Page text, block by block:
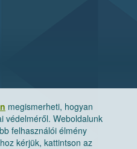
megismerheti, hogyan
védelméről. Weboldalunk
felhasználói élmény
kérjük, kattintson az